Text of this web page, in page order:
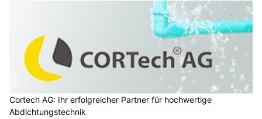
Cortech AG: Ihr erfolgreicher Partner für hochwertige
Abdichtungstechnik